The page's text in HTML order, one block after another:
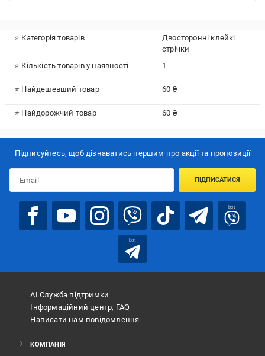
⭐ Категорія товарів
Двосторонні клейкі
стрічки
⭐ Кількість товарів у наявності
1
⭐ Найдешевший товар 60 ₴
⭐ Найдорожчий товар 60 ₴
Підписуйтесь, щоб дізнаватись першим про акції та пропозиції
ПІДПИСАТИСЯ
bot
bot
АІ Служба підтримки
Інформаційний центр, FAQ
Написати нам повідомлення
КОМПАНІЯ